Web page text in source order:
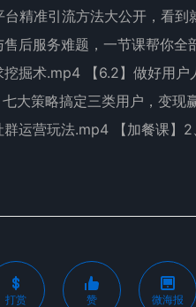
精准引流方法大公开，看
后服务难题，一节课帮你
掘术.mp4 【6.2】做好用
大策略搞定三类用户，变现
运营玩法.mp4 【加餐课】
打赏 赞 微海报